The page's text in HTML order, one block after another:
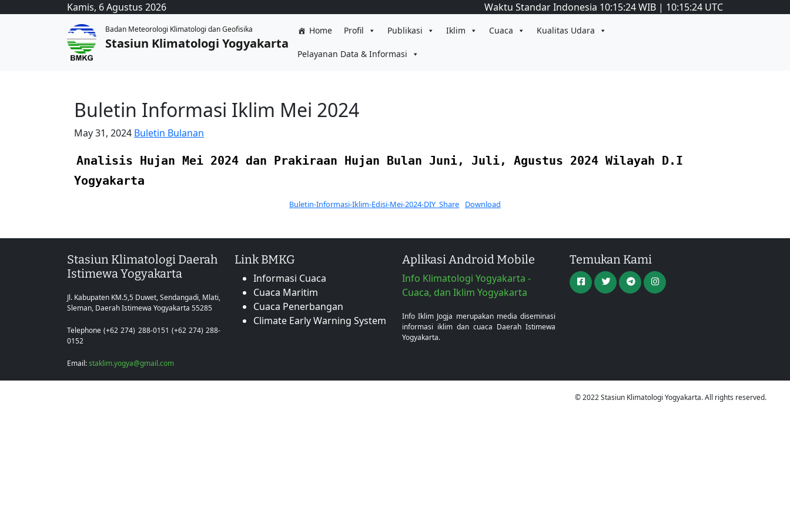
Kamis, 6 Agustus 2026 Waktu Standar Indonesia 10:15:24WIB | 10:15:24 UTC
Badan Meteorologi Klimatologi dan Geofisika
Stasiun Klimatologi Yogyakarta
Home Profil Publikasi Iklim Cuaca Kualitas Udara
Pelayanan Data & Informasi
Buletin Informasi Iklim Mei 2024
May 31, 2024 Buletin Bulanan
Analisis Hujan Mei 2024 dan Prakiraan Hujan Bulan Juni, Juli, Agustus 2024 Wilayah D.I
Yogyakarta
Buletin-Informasi-Iklim-Edisi-Mei-2024-DIY_Share Download
Stasiun Klimatologi Daerah
Istimewa Yogyakarta
Jl. Kabupaten KM.5,5 Duwet, Sendangadi, Mlati,
Sleman, Daerah Istimewa Yogyakarta 55285
Telephone (+62 274) 288-0151 (+62 274) 288-
0152
Email:staklim.yogya@gmail.com
Link BMKG
Informasi Cuaca
Cuaca Maritim
Cuaca Penerbangan
Climate Early Warning System
Aplikasi Android Mobile
Info Klimatologi Yogyakarta -
Cuaca, dan Iklim Yogyakarta
Info Iklim Jogja merupakan media diseminasi
informasi iklim dan cuaca Daerah Istimewa
Yogyakarta.
Temukan Kami
© 2022 Stasiun Klimatologi Yogyakarta. All rights reserved.